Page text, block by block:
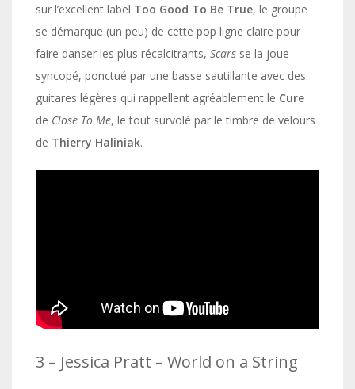
sur l’excellent label Too Good To Be True, le groupe
se démarque (un peu) de cette pop ligne claire pour
faire danser les plus récalcitrants, Scars se la joue
syncopé, ponctué par une basse sautillante avec des
guitares légères qui rappellent agréablement le Cure
de Close To Me, le tout survolé par le timbre de velours
de Thierry Haliniak.
3 – Jessica Pratt – World on a String